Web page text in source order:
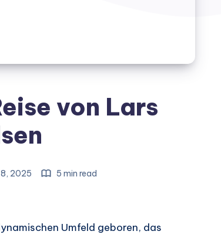
von Lars
2025 5 min read
Umfeld geboren, das